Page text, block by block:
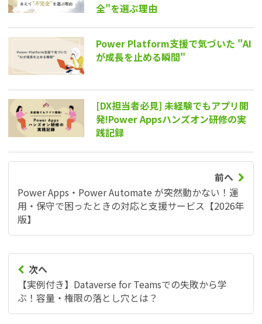
全"を選ぶ理由
Power Platform支援で気づいた "AI
が成長を止める瞬間"
[DX担当者必見] 未経験でもアプリ開
発!Power Appsハンズオン研修の実
践記録
前へ
Power Apps・Power Automate が突然動かない！運
用・保守で困ったときの対応と支援サービス【2026年
版】
次へ
【実例付き】Dataverse for Teamsでの失敗から学
ぶ！容量・権限の落とし穴とは？